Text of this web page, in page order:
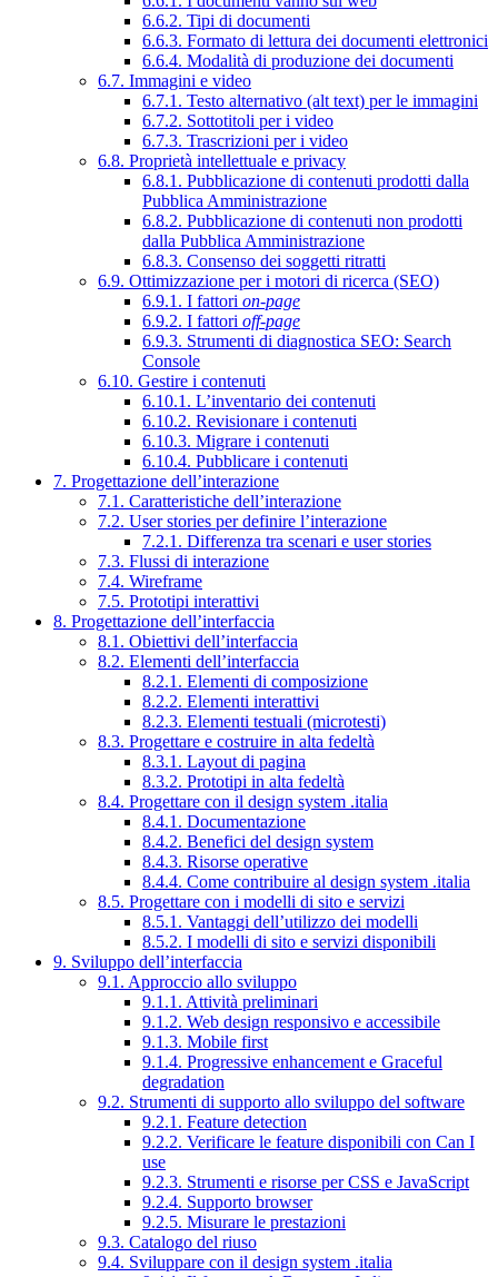
6.6.2. Tipi di documenti
6.6.3. Formato di lettura dei documenti elettronici
6.6.4. Modalità di produzione dei documenti
6.7. Immagini e video
6.7.1. Testo alternativo (alt text) per le immagini
6.7.2. Sottotitoli per i video
6.7.3. Trascrizioni per i video
6.8. Proprietà intellettuale e privacy
6.8.1. Pubblicazione di contenuti prodotti dalla
Pubblica Amministrazione
6.8.2. Pubblicazione di contenuti non prodotti
dalla Pubblica Amministrazione
6.8.3. Consenso dei soggetti ritratti
6.9. Ottimizzazione per i motori di ricerca (SEO)
6.9.1. I fattori on-page
6.9.2. I fattori off-page
6.9.3. Strumenti di diagnostica SEO: Search
Console
6.10. Gestire i contenuti
6.10.1. L’inventario dei contenuti
6.10.2. Revisionare i contenuti
6.10.3. Migrare i contenuti
6.10.4. Pubblicare i contenuti
7. Progettazione dell’interazione
7.1. Caratteristiche dell’interazione
7.2. User stories per definire l’interazione
7.2.1. Differenza tra scenari e user stories
7.3. Flussi di interazione
7.4. Wireframe
7.5. Prototipi interattivi
8. Progettazione dell’interfaccia
8.1. Obiettivi dell’interfaccia
8.2. Elementi dell’interfaccia
8.2.1. Elementi di composizione
8.2.2. Elementi interattivi
8.2.3. Elementi testuali (microtesti)
8.3. Progettare e costruire in alta fedeltà
8.3.1. Layout di pagina
8.3.2. Prototipi in alta fedeltà
8.4. Progettare con il design system .italia
8.4.1. Documentazione
8.4.2. Benefici del design system
8.4.3. Risorse operative
8.4.4. Come contribuire al design system .italia
8.5. Progettare con i modelli di sito e servizi
8.5.1. Vantaggi dell’utilizzo dei modelli
8.5.2. I modelli di sito e servizi disponibili
9. Sviluppo dell’interfaccia
9.1. Approccio allo sviluppo
9.1.1. Attività preliminari
9.1.2. Web design responsivo e accessibile
9.1.3. Mobile first
9.1.4. Progressive enhancement e Graceful
degradation
9.2. Strumenti di supporto allo sviluppo del software
9.2.1. Feature detection
9.2.2. Verificare le feature disponibili con Can I
use
9.2.3. Strumenti e risorse per CSS e JavaScript
9.2.4. Supporto browser
9.2.5. Misurare le prestazioni
9.3. Catalogo del riuso
9.4. Sviluppare con il design system .italia